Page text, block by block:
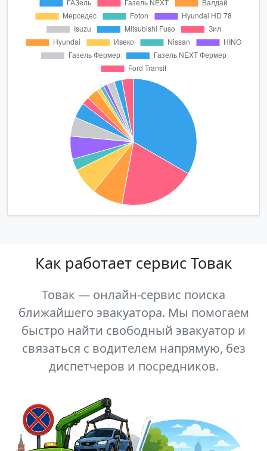
Как работает сервис Товак
Товак — онлайн-сервис поиска
ближайшего эвакуатора. Мы помогаем
быстро найти свободный эвакуатор и
связаться с водителем напрямую, без
диспетчеров и посредников.